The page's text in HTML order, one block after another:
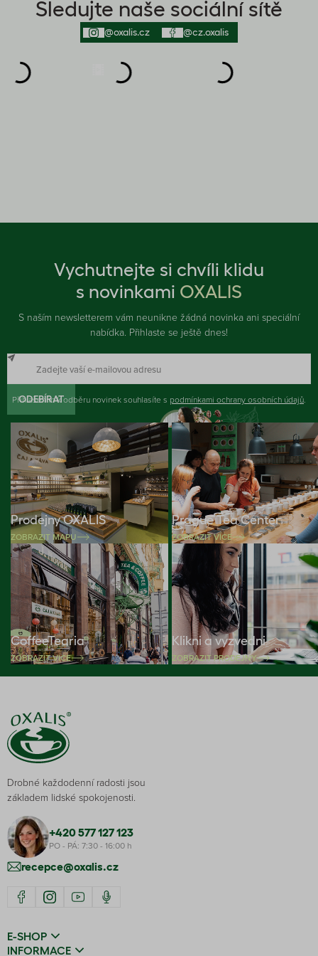
Sledujte naše sociální sítě
@oxalis.cz @cz.oxalis
Vychutnejte si chvíli klidu
s novinkami OXALIS
S naším newsletterem vám neunikne žádná novinka ani speciální
nabídka. Přihlaste se ještě dnes!
ODEBÍRAT
Přihlášením k odběru novinek souhlasíte s podmínkami ochrany osobních údajů.
Prodejny OXALIS
ZOBRAZIT MAPU
Prague Tea Center
ZOBRAZIT VÍCE
CoffeeTearia
ZOBRAZIT VÍCE
Klikni a vyzvedni
ZOBRAZIT PRODEJNY
Drobné každodenní radosti jsou
základem lidské spokojenosti.
+420 577 127 123
PO - PÁ: 7:30 - 16:00 h
recepce@oxalis.cz
E-SHOP
INFORMACE